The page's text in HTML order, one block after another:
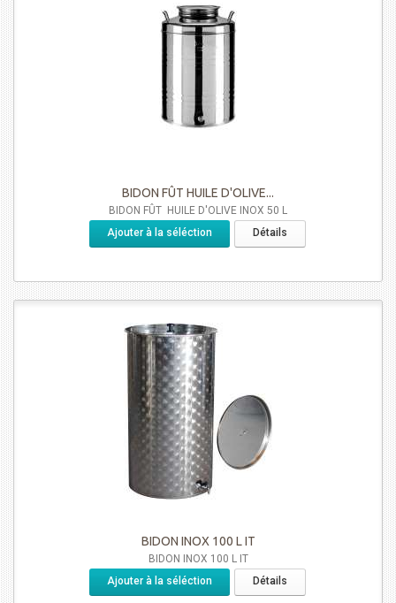
BIDON FÛT HUILE D'OLIVE...
BIDON FÛT HUILE D'OLIVE INOX 50 L
Ajouter à la séléction
Détails
BIDON INOX 100 L IT
BIDON INOX 100 L IT
Ajouter à la séléction
Détails